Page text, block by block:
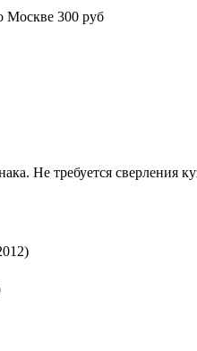
Москве 300 руб
Не требуется